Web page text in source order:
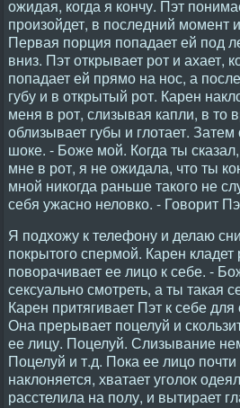
ожидая, когда я кончу. Пэт
произойдет, в последний момент
Первая порция попадает ей под
вниз. Пэт открывает рот и ахает,
попадает ей прямо на нос, а
губу и в открытый рот. Карен
меня в рот, слизывая капли, в то
облизывает губы и глотает.
шоке. - Боже мой. Когда ты
мне в рот, я не ожидала, что ты
мной никогда раньше такого не
себя ужасно неловко. - Говорит
Я подхожу к телефону и делаю
покрытого спермой. Карен кладет
поворачивает ее лицо к себе. -
сексуально смотреть, а ты такая
Карен притягивает Пэт к себе для
Она прерывает поцелуй и
ее лицу. Поцелуй. Слизывание
Поцелуй и т.д. Пока ее лицо
наклоняется, хватает уголок
расстелила на полу, и вытирает